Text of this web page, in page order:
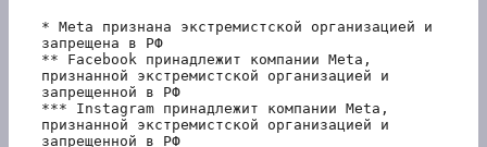
* Meta признана экстремистской организацией и
запрещена в РФ
** Facebook принадлежит компании Meta,
признанной экстремистской организацией и
запрещенной в РФ
*** Instagram принадлежит компании Meta,
признанной экстремистской организацией и
запрещенной в РФ